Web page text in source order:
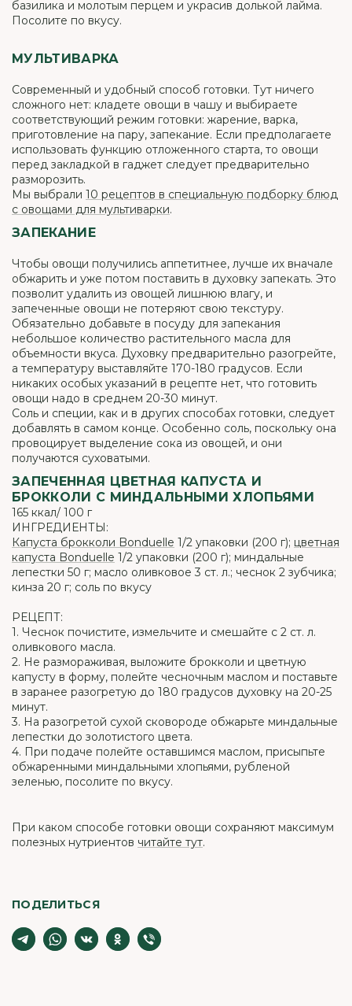
базилика и молотым перцем и украсив долькой лайма.
Посолите по вкусу.
МУЛЬТИВАРКА
Современный и удобный способ готовки. Тут ничего
сложного нет: кладете овощи в чашу и выбираете
соответствующий режим готовки: жарение, варка,
приготовление на пару, запекание. Если предполагаете
использовать функцию отложенного старта, то овощи
перед закладкой в гаджет следует предварительно
разморозить.
Мы выбрали 10 рецептов в специальную подборку блюд
с овощами для мультиварки.
ЗАПЕКАНИЕ
Чтобы овощи получились аппетитнее, лучше их вначале
обжарить и уже потом поставить в духовку запекать. Это
позволит удалить из овощей лишнюю влагу, и
запеченные овощи не потеряют свою текстуру.
Обязательно добавьте в посуду для запекания
небольшое количество растительного масла для
объемности вкуса. Духовку предварительно разогрейте,
а температуру выставляйте 170-180 градусов. Если
никаких особых указаний в рецепте нет, что готовить
овощи надо в среднем 20-30 минут.
Соль и специи, как и в других способах готовки, следует
добавлять в самом конце. Особенно соль, поскольку она
провоцирует выделение сока из овощей, и они
получаются суховатыми.
ЗАПЕЧЕННАЯ ЦВЕТНАЯ КАПУСТА И
БРОККОЛИ С МИНДАЛЬНЫМИ ХЛОПЬЯМИ
165 ккал/ 100 г
ИНГРЕДИЕНТЫ:
Капуста брокколи Bonduelle 1/2 упаковки (200 г); цветная
капуста Bonduelle 1/2 упаковки (200 г); миндальные
лепестки 50 г; масло оливковое 3 ст. л.; чеснок 2 зубчика;
кинза 20 г; соль по вкусу
РЕЦЕПТ:
1. Чеснок почистите, измельчите и смешайте с 2 ст. л.
оливкового масла.
2. Не размораживая, выложите брокколи и цветную
капусту в форму, полейте чесночным маслом и поставьте
в заранее разогретую до 180 градусов духовку на 20-25
минут.
3. На разогретой сухой сковороде обжарьте миндальные
лепестки до золотистого цвета.
4. При подаче полейте оставшимся маслом, присыпьте
обжаренными миндальными хлопьями, рубленой
зеленью, посолите по вкусу.
При каком способе готовки овощи сохраняют максимум
полезных нутриентов читайте тут.
ПОДЕЛИТЬСЯ